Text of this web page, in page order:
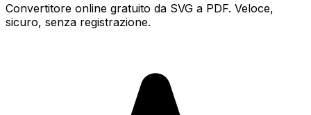
Convertitore online gratuito da SVG a PDF. Veloce,
sicuro, senza registrazione.